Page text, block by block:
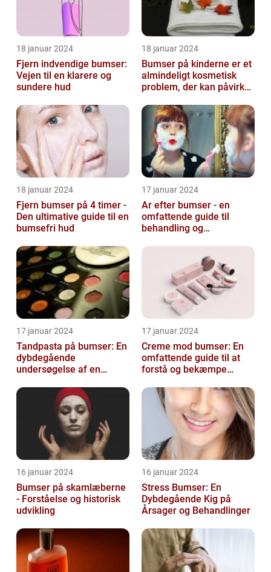
18 januar 2024
Fjern indvendige bumser:
Vejen til en klarere og
sundere hud
18 januar 2024
Bumser på kinderne er et
almindeligt kosmetisk
problem, der kan påvirke
18 januar 2024
Fjern bumser på 4 timer -
Den ultimative guide til en
bumsefri hud
17 januar 2024
Ar efter bumser - en
omfattende guide til
behandling og
17 januar 2024
Tandpasta på bumser: En
dybdegående
undersøgelse af en
skønhedsanbefaling
17 januar 2024
Creme mod bumser: En
omfattende guide til at
forstå og bekæmpe
16 januar 2024
Bumser på skamlæberne
- Forståelse og historisk
udvikling
16 januar 2024
Stress Bumser: En
Dybdegående Kig på
Årsager og Behandlinger